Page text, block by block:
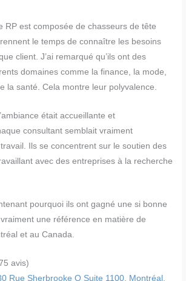
RP est composée de chasseurs de tête
le temps de connaître les besoins
client. J’ai remarqué qu’ils ont des
domaines comme la finance, la mode,
la santé. Cela montre leur polyvalence.
était accueillante et
consultant semblait vraiment
Ils se concentrent sur le soutien des
avec des entreprises à la recherche
pourquoi ils ont gagné une si bonne
une référence en matière de
et au Canada.
avis)
Rue Sherbrooke O Suite 1100, Montréal,